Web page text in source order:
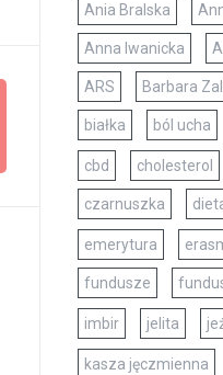
Ania Bralska
Anna Iwanicka
ARS Barbara
białka ból ucha
cbd cholesterol
czarnuszka
emerytura
fundusze
imbir jelita
kasza jęczmienna